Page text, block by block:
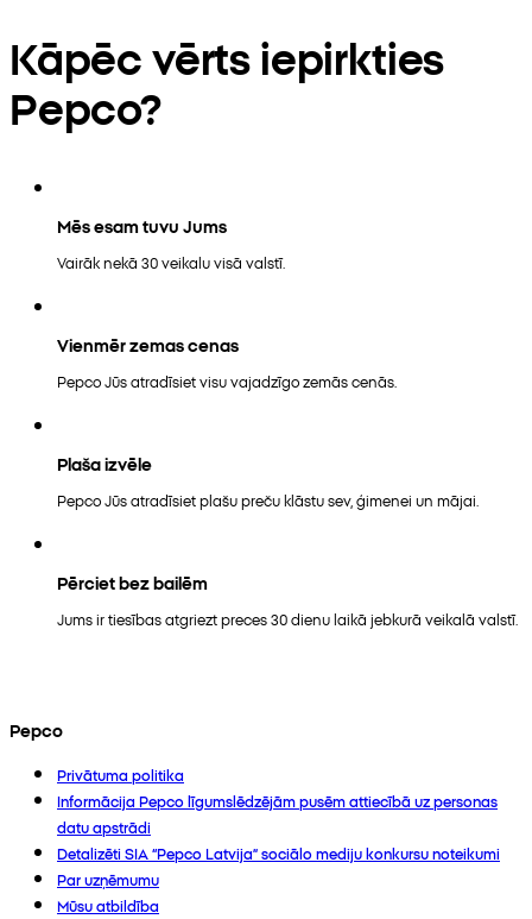
Kāpēc vērts iepirkties
Pepco?
Mēs esam tuvu Jums
Vairāk nekā 30 veikalu visā valstī.
Vienmēr zemas cenas
Pepco Jūs atradīsiet visu vajadzīgo zemās cenās.
Plaša izvēle
Pepco Jūs atradīsiet plašu preču klāstu sev, ģimenei un mājai.
Pērciet bez bailēm
Jums ir tiesības atgriezt preces 30 dienu laikā jebkurā veikalā valstī.
Pepco
Privātuma politika
Informācija Pepco līgumslēdzējām pusēm attiecībā uz personas
datu apstrādi
Detalizēti SIA “Pepco Latvija” sociālo mediju konkursu noteikumi
Par uzņēmumu
Mūsu atbildība